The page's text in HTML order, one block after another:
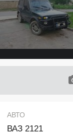
АВТО
ВАЗ 2121